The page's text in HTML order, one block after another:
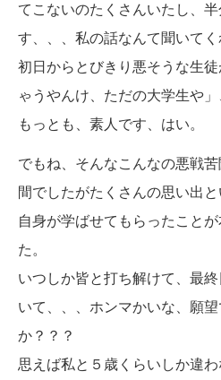
てこないのたくさんいたし、
す、、、私の話なんて聞いてく
初日からとびきり悪そうな生
ゃうやんけ、ただの大学生や
もっとも、素人です、はい。
でもね、そんなこんなの悪戦
間でしたがたくさんの思い出
自身が学ばせてもらったこと
た。
いつしか皆と打ち解けて、最
いて、、、ホンマかいな、願
か？？？
思えば私と５歳くらいしか違